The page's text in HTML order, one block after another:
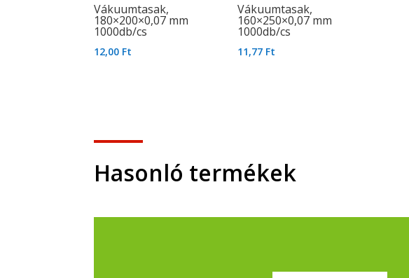
Vákuumtasak,
180×200×0,07 mm
1000db/cs
12,00 Ft
Vákuumtasak,
160×250×0,07 mm
1000db/cs
11,77 Ft
Hasonló termékek